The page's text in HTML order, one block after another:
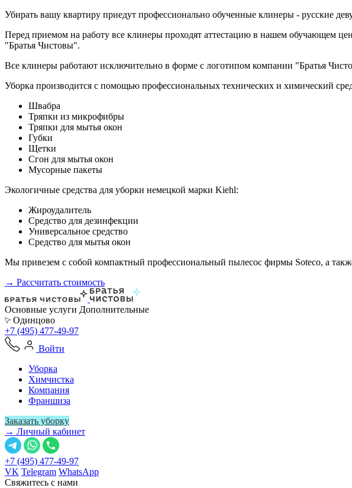
Убирать вашу квартиру приедут профессионально обученные клинеры - русские
Перед приемом на работу все клинеры проходят аттестацию в нашем обучающем
"Братья Чистовы".
Все клинеры работают исключительно в форме с логотипом компании "Братья
Уборка производится с помощью профессиональных технических и химический
Швабра
Тряпки из микрофибры
Тряпки для мытья окон
Губки
Щетки
Сгон для мытья окон
Мусорные пакеты
Экологичные средства для уборки немецкой марки Kiehl:
Жироудалитель
Средство для дезинфекции
Универсальное средство
Средство для мытья окон
Мы привезем с собой компактный профессиональный пылесос фирмы Soteco, а
→ Рассчитать стоимость
Основные услуги Дополнительные
Одинцово
+7 (495) 477-49-97
Войти
Уборка
Химчистка
Компания
Франшиза
Заказать уборку
→ Личный кабинет
+7 (495) 477-49-97
VK Telegram WhatsApp
Свяжитесь с нами